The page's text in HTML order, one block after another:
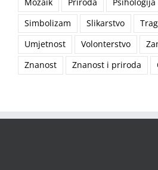
Mozaik
Priroda Psihologija
Simbolizam
Slikarstvo
Umjetnost
Volonterstvo
Znanost
Znanost i priroda